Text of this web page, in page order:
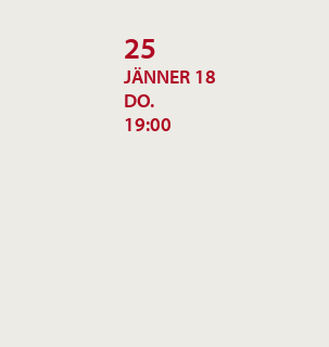
25
JÄNNER 18
DO.
19:00